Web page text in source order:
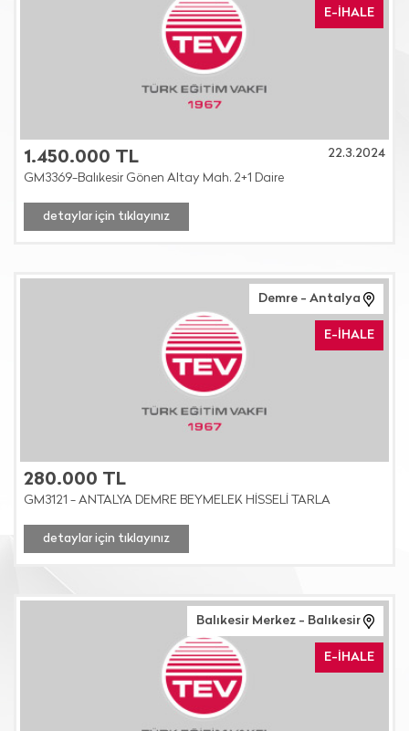
E-İHALE
1.450.000 TL
22.3.2024
GM3369-Balıkesir Gönen Altay Mah. 2+1 Daire
detaylar için tıklayınız
Demre - Antalya
E-İHALE
280.000 TL
GM3121 - ANTALYA DEMRE BEYMELEK HİSSELİ TARLA
detaylar için tıklayınız
Balıkesir Merkez - Balıkesir
E-İHALE